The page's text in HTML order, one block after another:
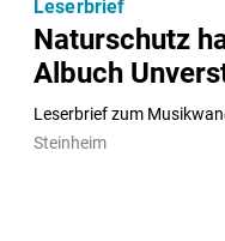
Naturschutz
Albuch
Leserbrief zum
Leserbrief
Steinheim